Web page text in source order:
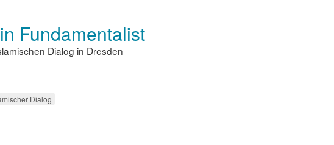
Fundamentalist
Dialog in Dresden
Dialog